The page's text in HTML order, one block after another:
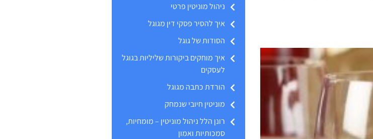
ניהול מוניטין פרטי
איך להסיר פסקי דין מגוגל
הסודות של גוגל
איך מוחקים ביקורות שליליות בגוגל
לעסקים
הורדת כתבה מגוגל
מוניטין חיובי שנמחק
רונן הלל ניהול מוניטין – מומחיות,
סמכותיות ואמון